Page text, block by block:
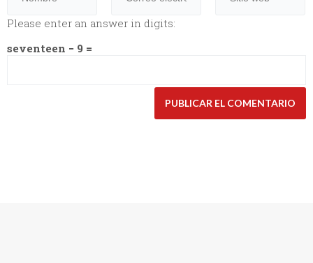
Please enter an answer in digits:
seventeen − 9 =